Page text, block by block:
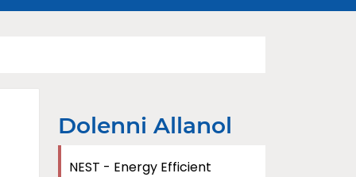
Dolenni Allanol
NEST - Energy Efficient